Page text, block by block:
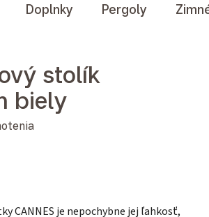
Doplnky Pergoly
stolík
biely
z 5 hviezdičiek.
CANNES je nepochybne jej ľahkosť,